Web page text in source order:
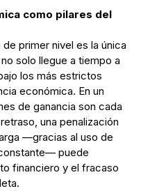
como pilares del
primer nivel es la única
solo llegue a tiempo a
los más estrictos
económica. En un
de ganancia son cada
una penalización
—gracias al uso de
puede
financiero y el fracaso